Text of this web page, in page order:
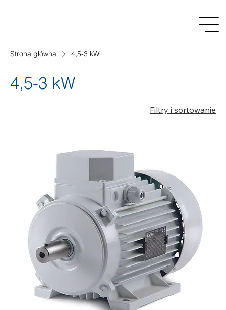
Strona główna 4,5-3 kW
4,5-3 kW
Filtry i sortowanie